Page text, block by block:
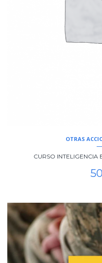
OTRAS
CURSO INTELIGENCIA